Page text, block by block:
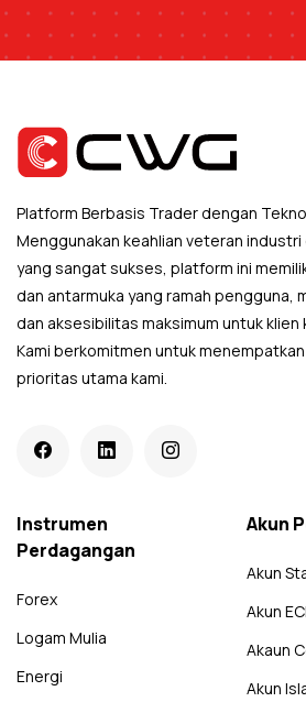
Platform Berbasis Trader dengan
Menggunakan keahlian veteran
yang sangat sukses, platform ini
dan antarmuka yang ramah pengguna,
dan aksesibilitas maksimum untuk klien
Kami berkomitmen untuk
prioritas utama kami.
Instrumen
Perdagangan
Forex
Logam Mulia
Energi
Akun
Akun
Akun
Akaun
Akun